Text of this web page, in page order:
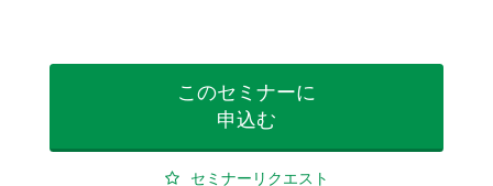
このセミナーに
申込む
セミナーリクエスト